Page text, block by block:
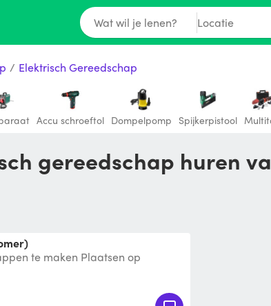
Wat wil je lenen? Locatie
/ Elektrisch Gereedschap
Accu schroeftol Dompelpomp Spijkerpistool
gereedschap huren
te maken Plaatsen op